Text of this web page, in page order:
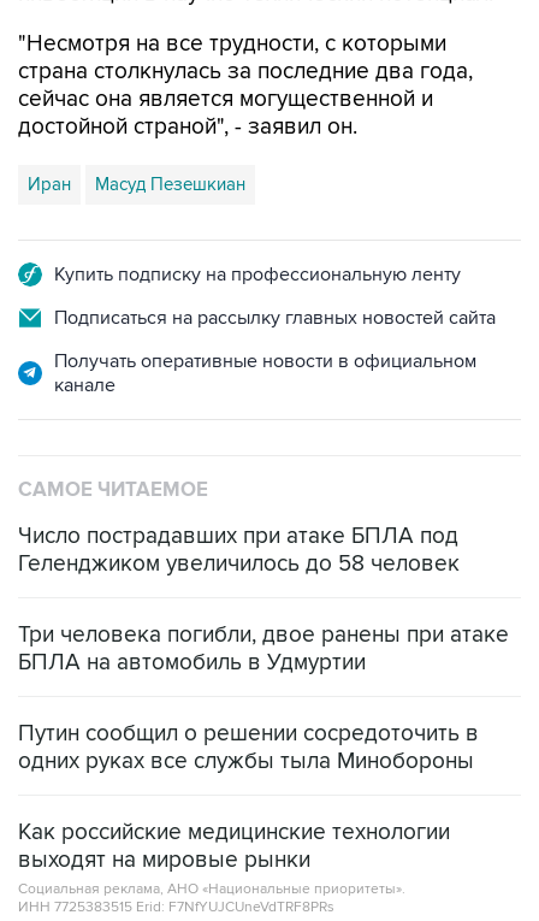
"Несмотря на все трудности, с которыми
страна столкнулась за последние два года,
сейчас она является могущественной и
достойной страной", - заявил он.
Иран Масуд Пезешкиан
Купить подписку на профессиональную ленту
Подписаться на рассылку главных новостей сайта
Получать оперативные новости в официальном
канале
САМОЕ ЧИТАЕМОЕ
Число пострадавших при атаке БПЛА под
Геленджиком увеличилось до 58 человек
Три человека погибли, двое ранены при атаке
БПЛА на автомобиль в Удмуртии
Путин сообщил о решении сосредоточить в
одних руках все службы тыла Минобороны
Как российские медицинские технологии
выходят на мировые рынки
Социальная реклама, АНО «Национальные приоритеты».
ИНН 7725383515 Erid: F7NfYUJCUneVdTRF8PRs